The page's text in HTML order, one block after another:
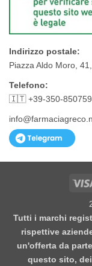
Indirizzo postale:
Piazza Aldo Moro,
Telefono:
🇮🇹 +39-350-
Tutti i marchi
rispettive
un'offerta da
questo sito,